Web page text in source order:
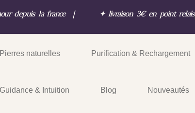
depuis la france | ✦ livraison 3€ en point relais
Pierres naturelles Purification & Rechargement
Guidance & Intuition Blog Nouveautés